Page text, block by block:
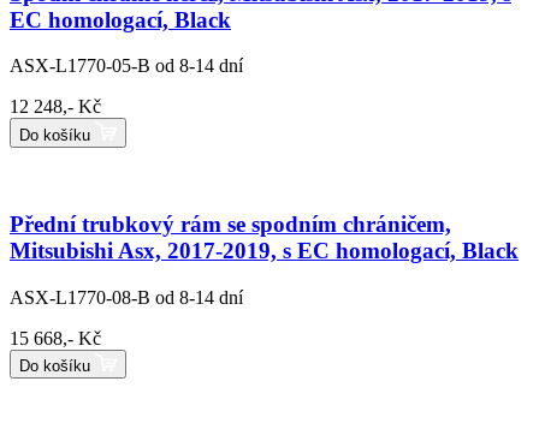
EC homologací, Black
ASX-L1770-05-B od 8-14 dní
12 248,- Kč
Do košíku
Přední trubkový rám se spodním chráničem,
Mitsubishi Asx, 2017-2019, s EC homologací, Black
ASX-L1770-08-B od 8-14 dní
15 668,- Kč
Do košíku